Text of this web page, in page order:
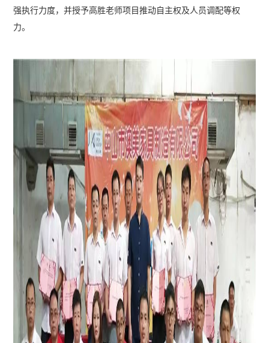
强执行力度，并授予高胜老师项目推动自主权及人员调配等权
力。